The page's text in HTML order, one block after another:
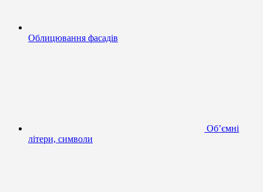
Облицювання фасадів
Об’ємні
літери, символи